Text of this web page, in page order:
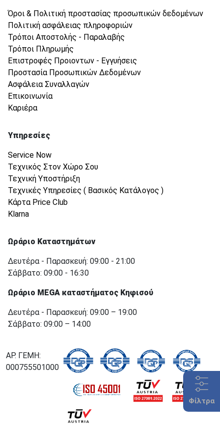
Φίλτρα
Όροι & Πολιτική προστασίας προσωπικών δεδομένων
Πολιτική ασφάλειας πληροφοριών
Τρόποι Αποστολής - Παραλαβής
Τρόποι Πληρωμής
Επιστροφές Προιοντων - Εγγυήσεις
Προστασία Προσωπικών Δεδομένων
Ασφάλεια Συναλλαγών
Επικοινωνία
Καριέρα
Υπηρεσίες
Service Now
Τεχνικός Στον Χώρο Σου
Τεχνική Υποστήριξη
Τεχνικές Υπηρεσίες ( Βασικός Κατάλογος )
Κάρτα Price Club
Klarna
Ωράριο Καταστημάτων
Δευτέρα - Παρασκευή: 09:00 - 21:00
Σάββατο: 09:00 - 16:30
Ωράριο MEGA καταστήματος Κηφισού
Δευτέρα - Παρασκευή: 09:00 – 19:00
Σάββατο: 09:00 – 14:00
ΑΡ. ΓΕΜΗ:
000755501000